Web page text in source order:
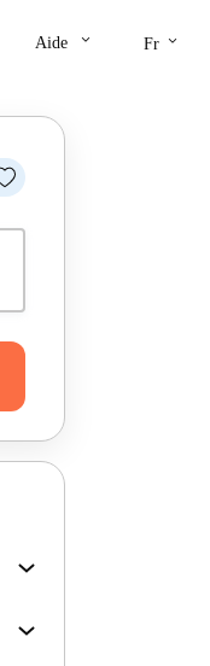
Aide keyboard_arrow_down Fr keyboard_arrow_down